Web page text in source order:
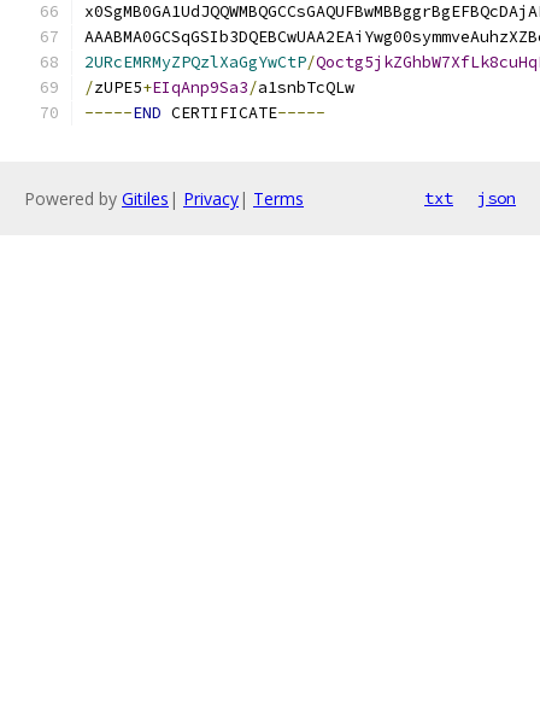
2URcEMRMyZPQzlXaGgYwCtP/
/zUPE5+EIqAnp9Sa3/a1snbTcQLw
-----END CERTIFICATE-----
Powered by Gitiles | Privacy| Terms txt json